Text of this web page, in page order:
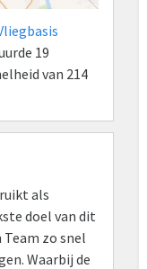
19
van 214
als
doel van dit
zo snel
Waarbij de